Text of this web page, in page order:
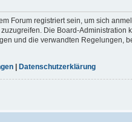
Forum registriert sein, um sich
Die Board-Administration
und die verwandten Regelungen,
| Datenschutzerklärung